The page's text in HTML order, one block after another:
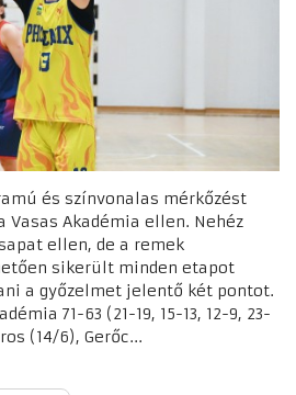
és színvonalas mérkőzést
Vasas Akadémia ellen. Nehéz
ellen, de a remek
sikerült minden etapot
a győzelmet jelentő két pontot.
71-63 (21-19, 15-13, 12-9, 23-
(14/6), Gerőc...